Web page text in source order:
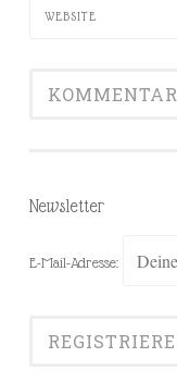
WEBSITE
Newsletter
E-Mail-Adresse: